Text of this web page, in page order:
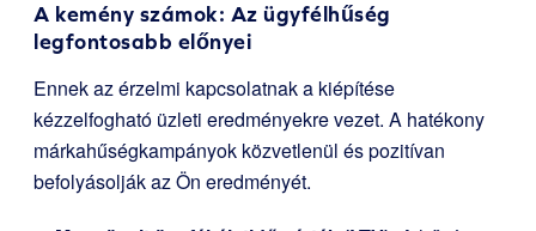
A kemény számok: Az ügyfélhűség
legfontosabb előnyei
Ennek az érzelmi kapcsolatnak a kiépítése
kézzelfogható üzleti eredményekre vezet. A hatékony
márkahűségkampányok közvetlenül és pozitívan
befolyásolják az Ön eredményét.